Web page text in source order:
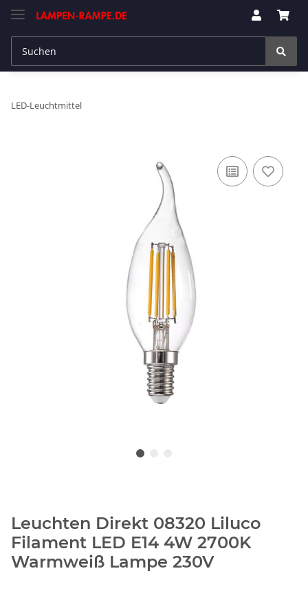
LED-Leuchtmittel
Leuchten Direkt 08320 Liluco
Filament LED E14 4W 2700K
Warmweiß Lampe 230V